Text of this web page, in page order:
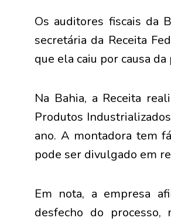
Os auditores fiscais da
secretária da Receita
que ela caiu por causa
Na Bahia, a Receita
Produtos
ano. A montadora tem
pode ser divulgado em
Em nota, a empresa
desfecho do